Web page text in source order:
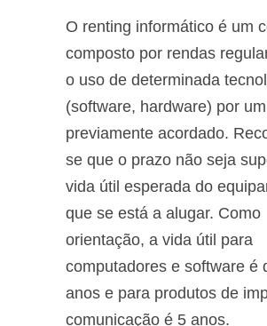
O renting informático é um
composto por rendas
o uso de determinada
(software, hardware) por
previamente acordado.
se que o prazo não seja
vida útil esperada do
que se está a alugar. Como
orientação, a vida útil para
computadores e software é
anos e para produtos de
comunicação é 5 anos.